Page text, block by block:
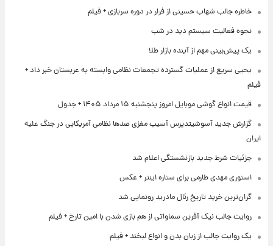
خاطره جالب شهاب حسینی از فرار در دوره سربازی + فیلم
نحوه فعالیت سیستم دید در شب
یک پیش‌بینی مهم از آینده بازار طلا
یحیی سریع از عملیات گسترده تجمعات نظامی وابسته به عربستان خبر داد +
فیلم
قیمت انواع گوشی موبایل امروز پنجشنبه ۱۵ مرداد ۱۴۰۵ + جدول
گزارش جدید آسوشیتدپرس آسیب مغزی صدها نظامی آمریکایی در جنگ علیه
ایران
جزئیات شرط جدید بازنشستگی اعلام شد
استوری مهدی طارمی برای ستاره اینتر + عکس
گران‌ترین خرید تاریخ رئال مادرید رونمایی شد
روایت جالب نیک آفرین سماواتی از هم بازی شدن با امین تارخ + فیلم
یک روایت جالب از زبان بدن و انواع لبخند + فیلم